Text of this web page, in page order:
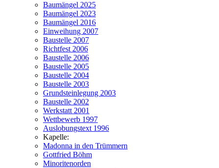
Baumängel 2025
Baumängel 2023
Baumängel 2016
Einweihung 2007
Baustelle 2007
Richtfest 2006
Baustelle 2006
Baustelle 2005
Baustelle 2004
Baustelle 2003
Grundsteinlegung 2003
Baustelle 2002
Werkstatt 2001
Wettbewerb 1997
Auslobungstext 1996
Kapelle:
Madonna in den Trümmern
Gottfried Böhm
Minoritenorden